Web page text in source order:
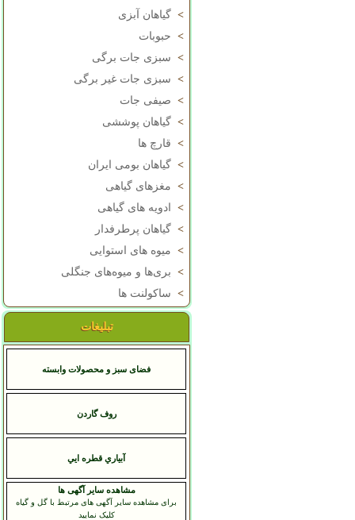
> گیاهان آبزی
> حبوبات
> سبزی جات برگی
> سبزی جات غیر برگی
> صیفی جات
> گیاهان پوششی
> قارچ ها
> گیاهان بومی ایران
> مغزهای گیاهی
>
ادویه های گیاهی
> گیاهان پرطرفدار
> میوه های استوایی
> بری‌ها و میوه‌های جنگلی
> ساکولنت ها
تبلیغات
فضای سبز و محصولات وابسته
روف گاردن
آبياري قطره ايي
مشاهده سایر آگهی ها
برای مشاهده سایر آگهی های مرتبط با گل و گیاه
کلیک نمایید